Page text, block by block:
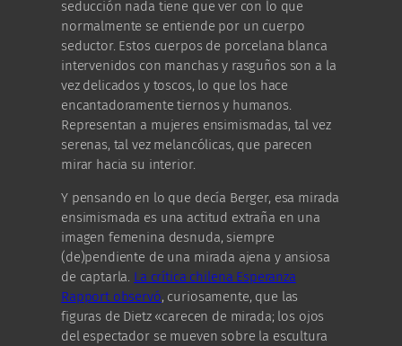
seducción nada tiene que ver con lo que
normalmente se entiende por un cuerpo
seductor. Estos cuerpos de porcelana blanca
intervenidos con manchas y rasguños son a la
vez delicados y toscos, lo que los hace
encantadoramente tiernos y humanos.
Representan a mujeres ensimismadas, tal vez
serenas, tal vez melancólicas, que parecen
mirar hacia su interior.
Y pensando en lo que decía Berger, esa mirada
ensimismada es una actitud extraña en una
imagen femenina desnuda, siempre
(de)pendiente de una mirada ajena y ansiosa
de captarla. La crítica chilena Esperanza
Rapport observó, curiosamente, que las
figuras de Dietz «carecen de mirada; los ojos
del espectador se mueven sobre la escultura